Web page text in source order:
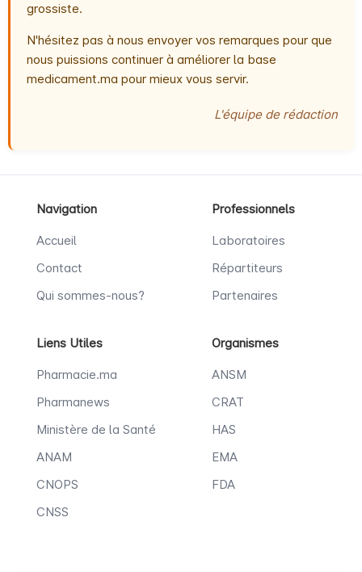
grossiste.
N'hésitez pas à nous envoyer vos remarques pour que
nous puissions continuer à améliorer la base
medicament.ma pour mieux vous servir.
L'équipe de rédaction
Navigation
Accueil
Contact
Qui sommes-nous?
Professionnels
Laboratoires
Répartiteurs
Partenaires
Liens Utiles
Pharmacie.ma
Pharmanews
Ministère de la Santé
ANAM
CNOPS
CNSS
Organismes
ANSM
CRAT
HAS
EMA
FDA